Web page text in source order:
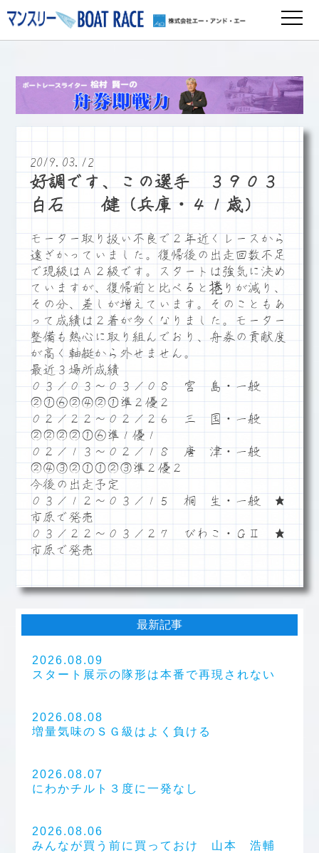
2019.03.12
好調です、この選手 ３９０３
白石 健（兵庫・４１歳）
モーター取り扱い不良で２年近くレースから
遠ざかっていました。復帰後の出走回数不足
で現級はＡ２級です。スタートは強気に決め
ていますが、復帰前と比べると捲りが減り、
その分、差しが増えています。そのこともあ
って成績は２着が多くなりました。モーター
整備も熱心に取り組んでおり、舟券の貢献度
が高く軸艇から外せません。
最近３場所成績
０３／０３～０３／０８ 宮 島・一般
②①⑥②④②①準２優２
０２／２２～０２／２６ 三 国・一般
②②②②①⑥準１優１
０２／１３～０２／１８ 唐 津・一般
②④③②①①②③準２優２
今後の出走予定
０３／１２～０３／１５ 桐 生・一般 ★
市原で発売
０３／２２～０３／２７ びわこ・ＧⅡ ★
市原で発売
最新記事
2026.08.09
スタート展示の隊形は本番で再現されない
2026.08.08
増量気味のＳＧ級はよく負ける
2026.08.07
にわかチルト３度に一発なし
2026.08.06
みんなが買う前に買っておけ 山本 浩輔